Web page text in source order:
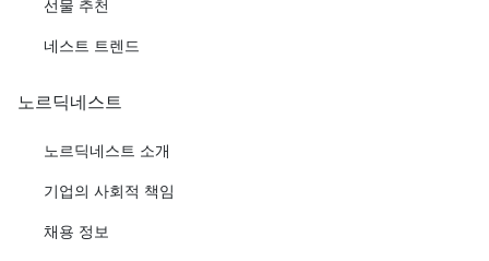
선물 추천
네스트 트렌드
노르딕네스트
노르딕네스트 소개
기업의 사회적 책임
채용 정보